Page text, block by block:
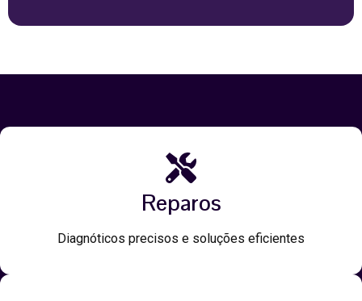
Reparos
Diagnóticos precisos e soluções eficientes